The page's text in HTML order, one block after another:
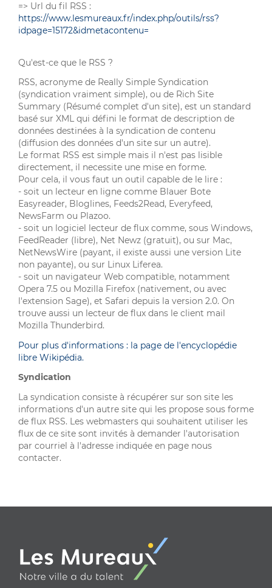
=> Url du fil RSS :
https://www.lesmureaux.fr/index.php/outils/rss?
idpage=15172&idmetacontenu=
Qu'est-ce que le RSS ?
RSS, acronyme de Really Simple Syndication
(syndication vraiment simple), ou de Rich Site
Summary (Résumé complet d'un site), est un standard
basé sur XML qui défini le format de description de
données destinées à la syndication de contenu
(diffusion des données d'un site sur un autre).
Le format RSS est simple mais il n'est pas lisible
directement, il necessite une mise en forme.
Pour cela, il vous faut un outil capable de le lire :
- soit un lecteur en ligne comme Blauer Bote
Easyreader, Bloglines, Feeds2Read, Everyfeed,
NewsFarm ou Plazoo.
- soit un logiciel lecteur de flux comme, sous Windows,
FeedReader (libre), Net Newz (gratuit), ou sur Mac,
NetNewsWire (payant, il existe aussi une version Lite
non payante), ou sur Linux Liferea.
- soit un navigateur Web compatible, notamment
Opera 7.5 ou Mozilla Firefox (nativement, ou avec
l'extension Sage), et Safari depuis la version 2.0. On
trouve aussi un lecteur de flux dans le client mail
Mozilla Thunderbird.
Pour plus d'informations : la page de l'encyclopédie
libre Wikipédia.
Syndication
La syndication consiste à récupérer sur son site les
informations d'un autre site qui les propose sous forme
de flux RSS. Les webmasters qui souhaitent utiliser les
flux de ce site sont invités à demander l'autorisation
par courriel à l'adresse indiquée en page nous
contacter.